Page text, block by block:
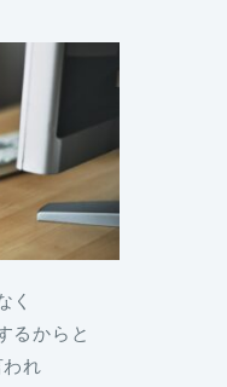
く
るからと
れ